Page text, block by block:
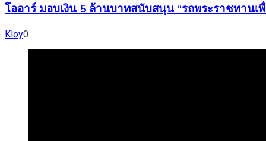
โออาร์ มอบเงิน 5 ล้านบาทสนับสนุน “รถพระราชทานเ
Kloy0